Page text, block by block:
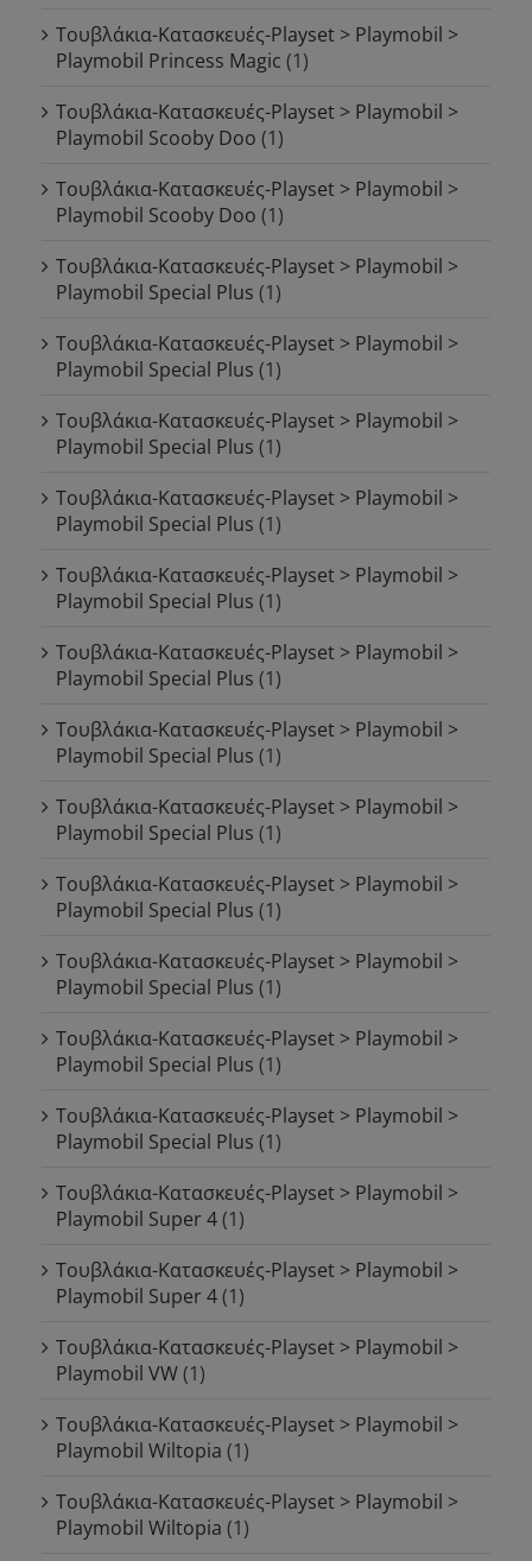
Τουβλάκια-Κατασκευές-Playset > Playmobil >
Playmobil Princess Magic (1)
Τουβλάκια-Κατασκευές-Playset > Playmobil >
Playmobil Scooby Doo (1)
Τουβλάκια-Κατασκευές-Playset > Playmobil >
Playmobil Scooby Doo (1)
Τουβλάκια-Κατασκευές-Playset > Playmobil >
Playmobil Special Plus (1)
Τουβλάκια-Κατασκευές-Playset > Playmobil >
Playmobil Special Plus (1)
Τουβλάκια-Κατασκευές-Playset > Playmobil >
Playmobil Special Plus (1)
Τουβλάκια-Κατασκευές-Playset > Playmobil >
Playmobil Special Plus (1)
Τουβλάκια-Κατασκευές-Playset > Playmobil >
Playmobil Special Plus (1)
Τουβλάκια-Κατασκευές-Playset > Playmobil >
Playmobil Special Plus (1)
Τουβλάκια-Κατασκευές-Playset > Playmobil >
Playmobil Special Plus (1)
Τουβλάκια-Κατασκευές-Playset > Playmobil >
Playmobil Special Plus (1)
Τουβλάκια-Κατασκευές-Playset > Playmobil >
Playmobil Special Plus (1)
Τουβλάκια-Κατασκευές-Playset > Playmobil >
Playmobil Special Plus (1)
Τουβλάκια-Κατασκευές-Playset > Playmobil >
Playmobil Special Plus (1)
Τουβλάκια-Κατασκευές-Playset > Playmobil >
Playmobil Special Plus (1)
Τουβλάκια-Κατασκευές-Playset > Playmobil >
Playmobil Super 4(1)
Τουβλάκια-Κατασκευές-Playset > Playmobil >
Playmobil Super 4(1)
Τουβλάκια-Κατασκευές-Playset > Playmobil >
Playmobil VW(1)
Τουβλάκια-Κατασκευές-Playset > Playmobil >
Playmobil Wiltopia (1)
Τουβλάκια-Κατασκευές-Playset > Playmobil >
Playmobil Wiltopia (1)